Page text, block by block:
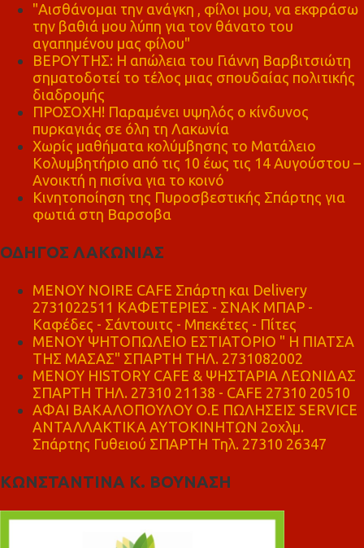
"Αισθάνομαι την ανάγκη , φίλοι μου, να εκφράσω
την βαθιά μου λύπη για τον θάνατο του
αγαπημένου μας φίλου"
ΒΕΡΟΥΤΗΣ: Η απώλεια του Γιάννη Βαρβιτσιώτη
σηματοδοτεί το τέλος μιας σπουδαίας πολιτικής
διαδρομής
ΠΡΟΣΟΧΗ! Παραμένει υψηλός ο κίνδυνος
πυρκαγιάς σε όλη τη Λακωνία
Χωρίς μαθήματα κολύμβησης το Ματάλειο
Κολυμβητήριο από τις 10 έως τις 14 Αυγούστου –
Ανοικτή η πισίνα για το κοινό
Κινητοποίηση της Πυροσβεστικής Σπάρτης για
φωτιά στη Βαρσοβα
ΟΔΗΓΟΣ ΛΑΚΩΝΙΑΣ
MENOY NOIRE CAFE Σπάρτη και Delivery
2731022511 ΚΑΦΕΤΕΡΙΕΣ - ΣΝΑΚ ΜΠΑΡ -
Καφέδες - Σάντουιτς - Μπεκέτες - Πίτες
ΜΕΝΟΥ ΨΗΤΟΠΩΛΕΙΟ ΕΣΤΙΑΤΟΡΙΟ " Η ΠΙΑΤΣΑ
ΤΗΣ ΜΑΣΑΣ" ΣΠΑΡΤΗ ΤΗΛ. 2731082002
ΜΕΝΟΥ HISTORY CAFE & ΨΗΣΤΑΡΙΑ ΛΕΩΝΙΔΑΣ
ΣΠΑΡΤΗ ΤΗΛ. 27310 21138 - CAFE 27310 20510
ΑΦΑΙ ΒΑΚΑΛΟΠΟΥΛΟΥ Ο.Ε ΠΩΛΗΣΕΙΣ SERVICE
ΑΝΤΑΛΛΑΚΤΙΚΑ ΑΥΤΟΚΙΝΗΤΩΝ 2οχλμ.
Σπάρτης Γυθειού ΣΠΑΡΤΗ Τηλ. 27310 26347
ΚΩΝΣΤΑΝΤΙΝΑ Κ. ΒΟΥΝΑΣΗ